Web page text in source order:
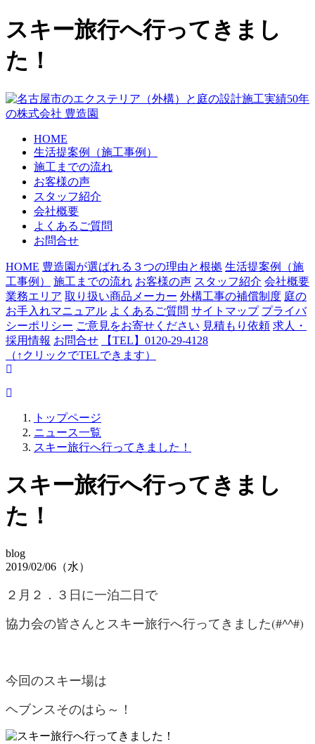
スキー旅行へ行ってきまし
た！
HOME
生活提案例（施工事例）
施工までの流れ
お客様の声
スタッフ紹介
会社概要
よくあるご質問
お問合せ
HOME 豊造園が選ばれる３つの理由と根拠 生活提案例（施
工事例）
施工までの流れ お客様の声 スタッフ紹介 会社概要
業務エリア 取り扱い商品メーカー 外構工事の補償制度 庭の
お手入れマニュアル よくあるご質問 サイトマップ プライバ
シーポリシー ご意見をお寄せください 見積もり依頼 求人・
採用情報 お問合せ
【TEL】0120-29-4128
（↑クリックでTELできます）
トップページ
ニュース一覧
スキー旅行へ行ってきました！
スキー旅行へ行ってきまし
た！
blog
2019/02/06（水）
２月２．３日に一泊二日で
協力会の皆さんとスキー旅行へ行ってきました(#^^#)
今回のスキー場は
ヘブンスそのはら～！